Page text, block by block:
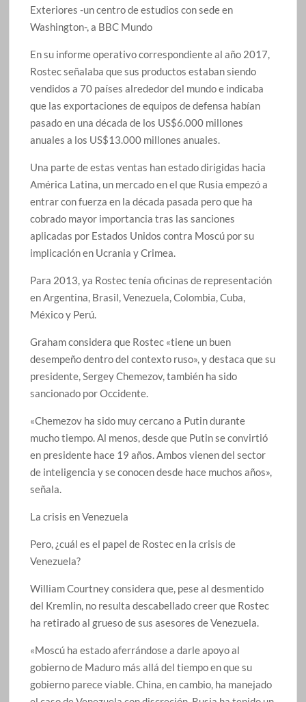
Exteriores -un centro de estudios con sede en
Washington-, a BBC Mundo
En su informe operativo correspondiente al año 2017,
Rostec señalaba que sus productos estaban siendo
vendidos a 70 países alrededor del mundo e indicaba
que las exportaciones de equipos de defensa habían
pasado en una década de los US$6.000 millones
anuales a los US$13.000 millones anuales.
Una parte de estas ventas han estado dirigidas hacia
América Latina, un mercado en el que Rusia empezó a
entrar con fuerza en la década pasada pero que ha
cobrado mayor importancia tras las sanciones
aplicadas por Estados Unidos contra Moscú por su
implicación en Ucrania y Crimea.
Para 2013, ya Rostec tenía oficinas de representación
en Argentina, Brasil, Venezuela, Colombia, Cuba,
México y Perú.
Graham considera que Rostec «tiene un buen
desempeño dentro del contexto ruso», y destaca que su
presidente, Sergey Chemezov, también ha sido
sancionado por Occidente.
«Chemezov ha sido muy cercano a Putin durante
mucho tiempo. Al menos, desde que Putin se convirtió
en presidente hace 19 años. Ambos vienen del sector
de inteligencia y se conocen desde hace muchos años»,
señala.
La crisis en Venezuela
Pero, ¿cuál es el papel de Rostec en la crisis de
Venezuela?
William Courtney considera que, pese al desmentido
del Kremlin, no resulta descabellado creer que Rostec
ha retirado al grueso de sus asesores de Venezuela.
«Moscú ha estado aferrándose a darle apoyo al
gobierno de Maduro más allá del tiempo en que su
gobierno parece viable. China, en cambio, ha manejado